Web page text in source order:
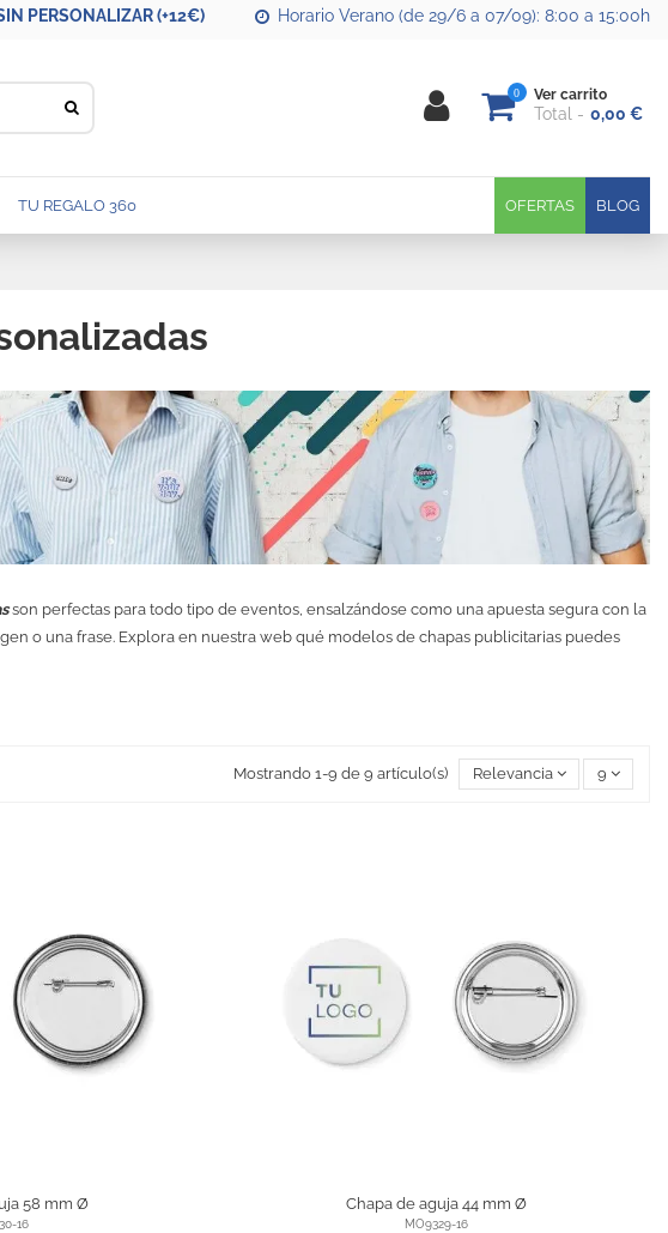
PERSONALIZAR (+12€) Horario Verano (de 29/6 a 07/09): 8:00 a 15:00h
0 Ver carrito
Total 0,00 €
BLOG
TU REGALO 360 OFERTAS
son perfectas para todo tipo de eventos, ensalzándose como una apuesta segura con la
o una frase. Explora en nuestra web qué modelos de chapas publicitarias puedes
Mostrando 1-9 de 9 artículo(s) Relevancia 9
58 mm Ø
16
Chapa de aguja 44 mm Ø
MO9329-16